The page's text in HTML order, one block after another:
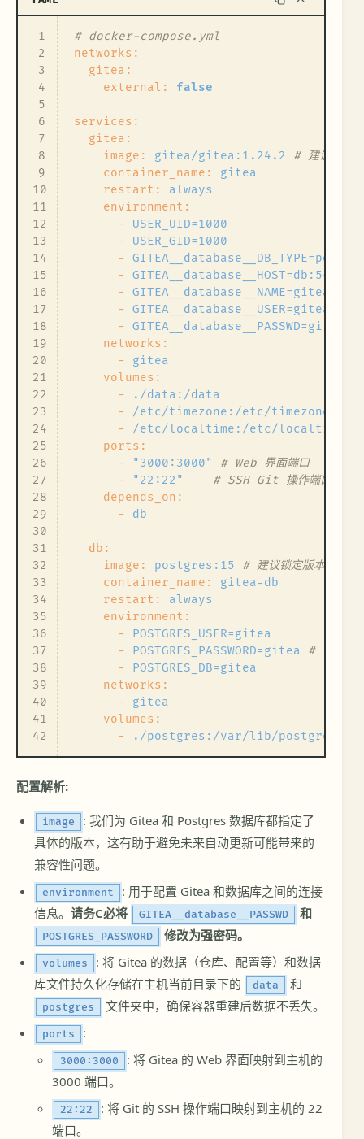
1
2
3
4
5
6
7
8
9
10
11
12
13
14
15
16
17
18
19
20
21
22
23
24
25
26
27
28
29
30
31
32
33
34
35
36
37
38
39
40
41
42
# docker-compose.yml
networks:
gitea:
external:
false
services:
gitea:
image:
gitea/gitea:1.24.2
# 建议锁定
container_name:
gitea
restart:
always
environment:
-
USER_UID=1000
-
USER_GID=1000
-
- GITEA__database__HOST=db:5432
- GITEA__database__NAME=gitea
- GITEA__database__USER=gitea
- GITEA__database__PASSWD=gitea
networks:
-
gitea
volumes:
-
./data:/data
-
/etc/timezone:/etc/timezone:ro
-
/etc/localtime:/etc/
ports:
-
"3000:3000"
# Web 界面端口
-
"22:22"
# SSH Git 操作端口 (主
depends_on:
-
db
db:
image:
postgres:15
# 建议锁定版本
container_name:
gitea-db
restart:
always
environment:
-
POSTGRES_USER=gitea
-
POSTGRES_PASSWORD=gitea
# 请在生
-
POSTGRES_DB=gitea
networks:
-
gitea
volumes:
-
./postgres:/var/lib/postgresql/
配置解析:
image
: 我们为 Gitea 和 Postgres 数据库都指定了
具体的版本，这有助于避免未来自动更新可能带来的
兼容性问题。
environment
: 用于配置 Gitea 和数据库之间的连接
信息。 请务C必将 GITEA__database__PASSWD 和
POSTGRES_PASSWORD 修改为强密码。
volumes
: 将 Gitea 的数据（仓库、配置等）和数据
库文件持久化存储在主机当前目录下的
data 和
postgres 文件夹中，确保容器重建后数据不丢失。
ports :
3000:3000
: 将 Gitea 的 Web 界面映射到主机的
3000 端口。
22:22
: 将 Git 的 SSH 操作端口映射到主机的 22
端口。